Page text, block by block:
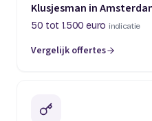
Klusjesman in
50 tot 1.500 euro indicatie
Vergelijk offertes